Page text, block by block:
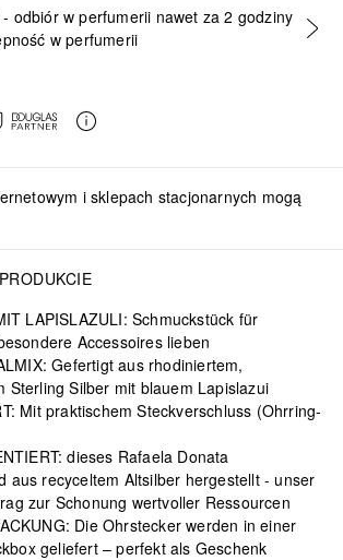
DODAJ DO KOSZYKA
odbiór w perfumerii nawet za 2 godziny
w perfumerii
i sklepach stacjonarnych mogą
LAPISLAZULI: Schmuckstück für
Accessoires lieben
Gefertigt aus rhodiniertem,
Sterling Silber mit blauem Lapislazui
Mit praktischem Steckverschluss (Ohrring-
dieses Rafaela Donata
aus recyceltem Altsilber hergestellt - unser
zur Schonung wertvoller Ressourcen
Die Ohrstecker werden in einer
geliefert – perfekt als Geschenk